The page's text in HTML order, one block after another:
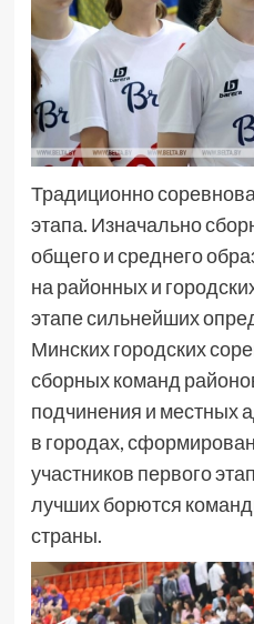
Традиционно
этапа. Изначально
общего и среднего
на районных и
этапе сильнейших
Минских городских
сборных команд
подчинения и местных
в городах,
участников первого
лучших борются
страны.